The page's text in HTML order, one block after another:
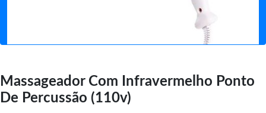
Massageador Com Infravermelho Ponto
De Percussão (110v)